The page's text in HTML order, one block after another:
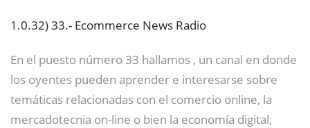
1.0.32)33.- Ecommerce News Radio
En el puesto número 33 hallamos , un canal en donde
los oyentes pueden aprender e interesarse sobre
temáticas relacionadas con el comercio online, la
mercadotecnia on-line o bien la economía digital,